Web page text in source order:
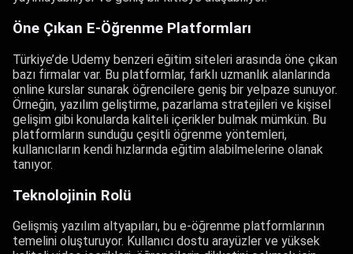
Öne Çıkan E-Öğrenme Platformları
Türkiye’de Udemy benzeri eğitim siteleri arasında öne çıkan
bazı firmalar var. Bu platformlar, farklı uzmanlık alanlarında
online kurslar sunarak öğrencilere geniş bir yelpaze sunuyor.
Örneğin, yazılım geliştirme, pazarlama stratejileri ve kişisel
gelişim gibi konularda kaliteli içerikler bulmak mümkün. Bu
platformların sunduğu çeşitli öğrenme yöntemleri,
kullanıcıların kendi hızlarında eğitim alabilmelerine olanak
tanıyor.
Teknolojinin Rolü
Gelişmiş yazılım altyapıları, bu e-öğrenme platformlarının
temelini oluşturuyor. Kullanıcı dostu arayüzler ve yüksek